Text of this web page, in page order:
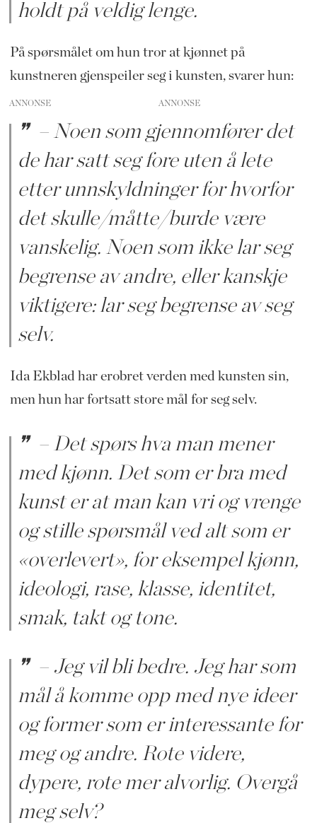
holdt på veldig lenge.
På spørsmålet om hun tror at kjønnet på
kunstneren gjenspeiler seg i kunsten, svarer hun:
ANNONSE
– Noen som gjennomfører det
de har satt seg fore uten å lete
etter unnskyldninger for hvorfor
det skulle/måtte/burde være
vanskelig. Noen som ikke lar seg
begrense av andre, eller kanskje
viktigere: lar seg begrense av seg
selv.
Ida Ekblad har erobret verden med kunsten sin,
men hun har fortsatt store mål for seg selv.
– Det spørs hva man mener
med kjønn. Det som er bra med
kunst er at man kan vri og vrenge
og stille spørsmål ved alt som er
«overlevert», for eksempel kjønn,
ideologi, rase, klasse, identitet,
smak, takt og tone.
– Jeg vil bli bedre. Jeg har som
mål å komme opp med nye ideer
og former som er interessante for
meg og andre. Rote videre,
dypere, rote mer alvorlig. Overgå
meg selv?